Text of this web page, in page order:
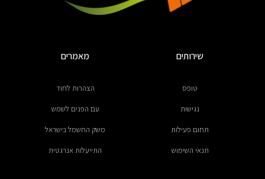
שירותים
טופס
נגישות
תחום פעילות
תנאי השימוש
מאמרים
הצהרות לחוד
עם הפנים לשמש
משק החשמל בישראל
התייעלות אנרגטית